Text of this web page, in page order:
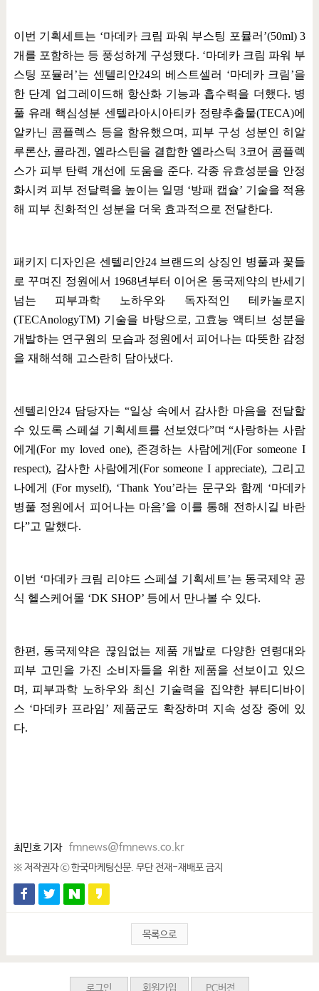
이번 기획세트는 ‘마데카 크림 파워 부스팅 포뮬러 ’(50ml) 3
개를 포함하는 등 풍성하게 구성됐다. ‘마데카 크림 파워 부
스팅 포뮬러 ’는 센텔리안24의 베스트셀러 ‘마데카 크림’을
한 단계 업그레이드해 항산화 기능과 흡수력을 더했다. 병
풀 유래 핵심성분 센텔라아시아티카 정량추출물(TECA)에
알카닌 콤플렉스 등을 함유했으며 , 피부 구성 성분인 히알
루론산, 콜라겐 , 엘라스틴을 결합한 엘라스틱 3코어 콤플렉
스가 피부 탄력 개선에 도움을 준다. 각종 유효성분을 안정
화시켜 피부 전달력을 높이는 일명 ‘방패 캡슐’ 기술을 적용
해 피부 친화적인 성분을 더욱 효과적으로 전달한다.
패키지 디자인은 센텔리안24 브랜드의 상징인 병풀과 꽃들
로 꾸며진 정원에서 1968년부터 이어온 동국제약의 반세기
넘는 피부과학 노하우와 독자적인 테카놀로지
(TECAnologyTM) 기술을 바탕으로, 고효능 액티브 성분을
개발하는 연구원의 모습과 정원에서 피어나는 따뜻한 감정
을 재해석해 고스란히 담아냈다.
센텔리안24 담당자는 “일상 속에서 감사한 마음을 전달할
수 있도록 스페셜 기획세트를 선보였다”며“사랑하는 사람
에게 (For my loved one), 존경하는 사람에게(For someone I
respect), 감사한 사람에게 (For someone I appreciate), 그리고
나에게(For myself), ‘Thank You’라는 문구와 함께 ‘마데카
병풀 정원에서 피어나는 마음’을 이를 통해 전하시길 바란
다”고 말했다.
이번 ‘마데카 크림 리야드 스페셜 기획세트’는 동국제약 공
식 헬스케어몰 ‘DK SHOP’ 등에서 만나볼 수 있다.
한편 , 동국제약은 끊임없는 제품 개발로 다양한 연령대와
피부 고민을 가진 소비자들을 위한 제품을 선보이고 있으
며 , 피부과학 노하우와 최신 기술력을 집약한 뷰티디바이
스 ‘마데카 프라임’ 제품군도 확장하며 지속 성장 중에 있
다.
최민호 기자 fmnews@fmnews.co.kr
※ 저작권자 ⓒ 한국마케팅신문. 무단 전재-재배포 금지
목록으로
로그인 회원가입 PC버전